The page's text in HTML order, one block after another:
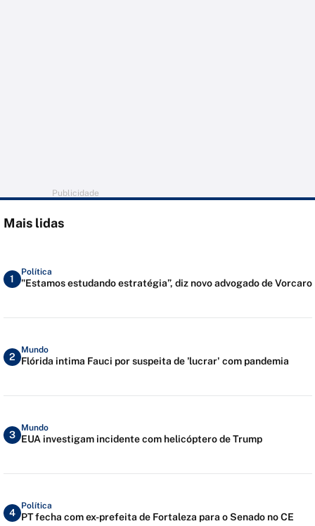
Publicidade
Mais lidas
1
Política
"Estamos estudando estratégia”, diz novo advogado de Vorcaro
2
Mundo
Flórida intima Fauci por suspeita de 'lucrar' com pandemia
3
Mundo
EUA investigam incidente com helicóptero de Trump
4
Política
PT fecha com ex-prefeita de Fortaleza para o Senado no CE